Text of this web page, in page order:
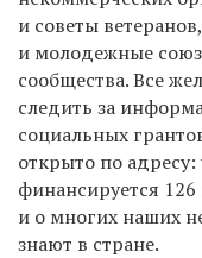
и советы
и молодежные
сообщества. Все
следить за
социальных
открыто по
финансируется
и о многих наших
знают в стране.